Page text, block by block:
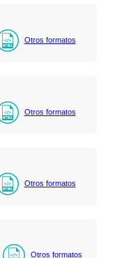
Otros formatos
Otros formatos
Otros formatos
Otros formatos